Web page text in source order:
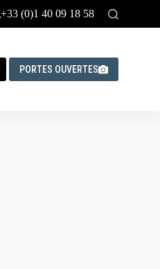
+33 (0)1 40 09 18 58
PORTES OUVERTES